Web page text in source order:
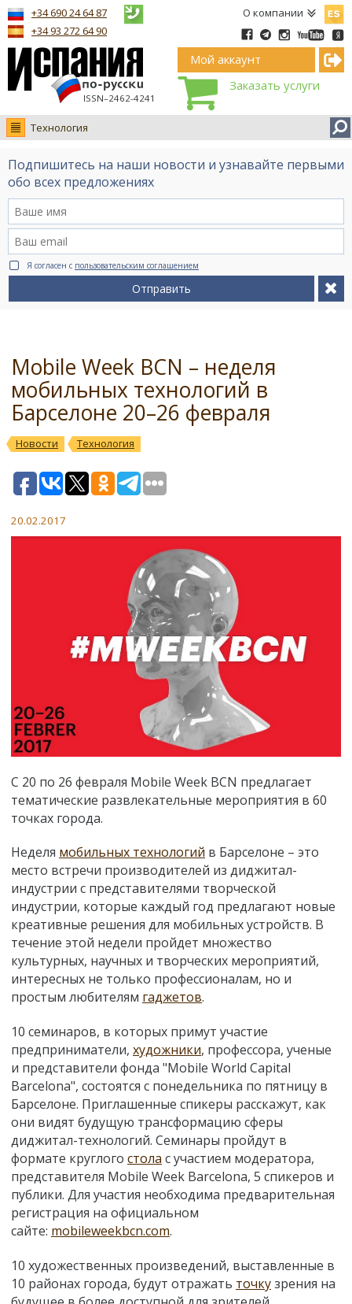
О компании
ISSN–2462-4241
+34 690 24 64 87
+34 93 272 64 90
Мой аккаунт
Заказать услуги
Технология
Новости
Интервью
Видео Ruso.TV
BCN life
Сервис на немецком
Подпишитесь на наши новости и узнавайте первыми
обо всех предложениях
Я согласен с пользовательским соглашением
Отправить
Mobile Week BCN – неделя
мобильных технологий в
Барселоне 20–26 февраля
Новости Технология
20.02.2017
С 20 по 26 февраля Mobile Week BCN предлагает
тематические развлекательные мероприятия в 60
точках города.
Неделя мобильных технологий в Барселоне – это
место встречи производителей из диджитал-
индустрии с представителями творческой
индустрии, которые каждый год предлагают новые
креативные решения для мобильных устройств. В
течение этой недели пройдет множество
культурных, научных и творческих мероприятий,
интересных не только профессионалам, но и
простым любителям гаджетов.
10 семинаров, в которых примут участие
предприниматели, художники, профессора, ученые
и представители фонда "Mobile World Capital
Barcelona", состоятся с понедельника по пятницу в
Барселоне. Приглашенные спикеры расскажут, как
они видят будущую трансформацию сферы
диджитал-технологий. Семинары пройдут в
формате круглого стола с участием модератора,
представителя Mobile Week Barcelona, 5 спикеров и
публики. Для участия необходима предварительная
регистрация на официальном
сайте: mobileweekbcn.com.
10 художественных произведений, выставленные в
10 районах города, будут отражать точкузрения на